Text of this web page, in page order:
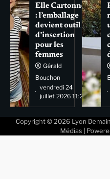
Elle Cartonne
: l’emballage
devient outil
d’insertion
pour les
femmes
Gérald
Bouchon
vendredi 24
juillet 2026 11:29
Copyright © 2026 Lyon Demain
Médias |